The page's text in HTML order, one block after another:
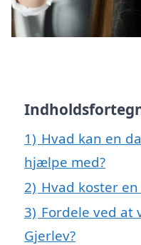
1) Hvad kan en
hjælpe med?
2) Hvad koster
3) Fordele ved at
Gjerlev?